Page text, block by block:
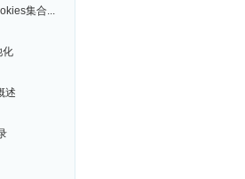
集合...
化
述